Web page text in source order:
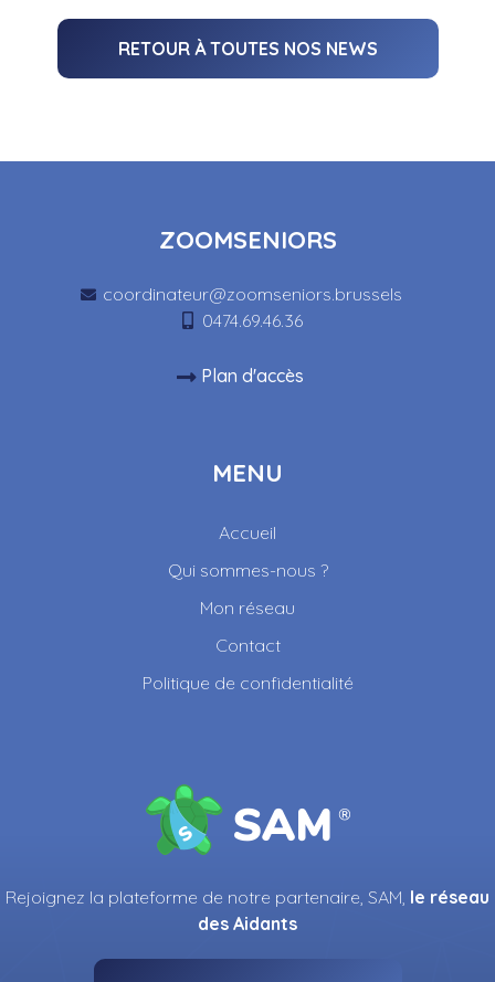
RETOUR À TOUTES NOS NEWS
ZOOMSENIORS
coordinateur@zoomseniors.brussels
0474.69.46.36
Plan d'accès
MENU
Accueil
Qui sommes-nous ?
Mon réseau
Contact
Politique de confidentialité
Rejoignez la plateforme de notre partenaire, SAM, le réseau
des Aidants